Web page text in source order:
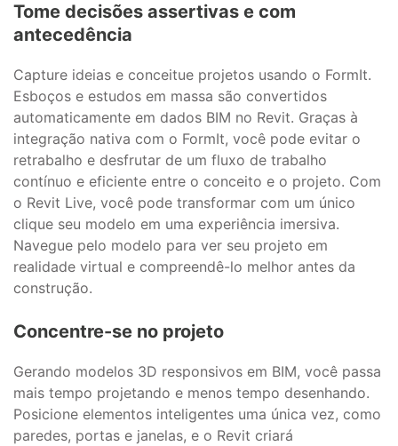
Tome decisões assertivas e com
antecedência
Capture ideias e conceitue projetos usando o FormIt.
Esboços e estudos em massa são convertidos
automaticamente em dados BIM no Revit. Graças à
integração nativa com o FormIt, você pode evitar o
retrabalho e desfrutar de um fluxo de trabalho
contínuo e eficiente entre o conceito e o projeto. Com
o Revit Live, você pode transformar com um único
clique seu modelo em uma experiência imersiva.
Navegue pelo modelo para ver seu projeto em
realidade virtual e compreendê-lo melhor antes da
construção.
Concentre-se no projeto
Gerando modelos 3D responsivos em BIM, você passa
mais tempo projetando e menos tempo desenhando.
Posicione elementos inteligentes uma única vez, como
paredes, portas e janelas, e o Revit criará